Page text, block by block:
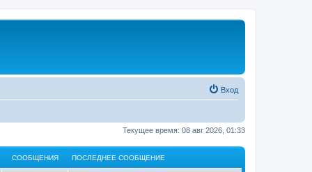
Вход
Текущее время: 08 авг 2026, 01:33
СООБЩЕНИЯ ПОСЛЕДНЕЕ СООБЩЕНИЕ